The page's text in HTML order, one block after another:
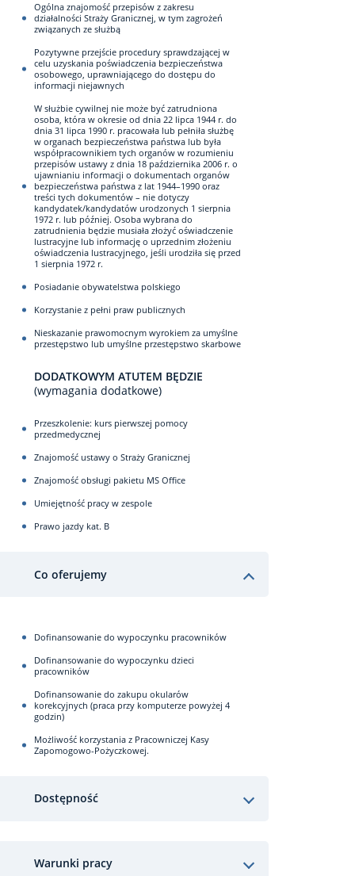
Ogólna znajomość przepisów z zakresu
działalności Straży Granicznej, w tym zagrożeń
związanych ze służbą
Pozytywne przejście procedury sprawdzającej w
celu uzyskania poświadczenia bezpieczeństwa
osobowego, uprawniającego do dostępu do
informacji niejawnych
W służbie cywilnej nie może być zatrudniona
osoba, która w okresie od dnia 22 lipca 1944 r. do
dnia 31 lipca 1990 r. pracowała lub pełniła służbę
w organach bezpieczeństwa państwa lub była
współpracownikiem tych organów w rozumieniu
przepisów ustawy z dnia 18 października 2006 r. o
ujawnianiu informacji o dokumentach organów
bezpieczeństwa państwa z lat 1944–1990 oraz
treści tych dokumentów – nie dotyczy
kandydatek/kandydatów urodzonych 1 sierpnia
1972 r. lub później. Osoba wybrana do
zatrudnienia będzie musiała złożyć oświadczenie
lustracyjne lub informację o uprzednim złożeniu
oświadczenia lustracyjnego, jeśli urodziła się przed
1 sierpnia 1972 r.
Posiadanie obywatelstwa polskiego
Korzystanie z pełni praw publicznych
Nieskazanie prawomocnym wyrokiem za umyślne
przestępstwo lub umyślne przestępstwo skarbowe
DODATKOWYM ATUTEM BĘDZIE
(wymagania dodatkowe)
Przeszkolenie: kurs pierwszej pomocy
przedmedycznej
Znajomość ustawy o Straży Granicznej
Znajomość obsługi pakietu MS Office
Umiejętność pracy w zespole
Prawo jazdy kat. B
Co oferujemy
Dofinansowanie do wypoczynku pracowników
Dofinansowanie do wypoczynku dzieci
pracowników
Dofinansowanie do zakupu okularów
korekcyjnych (praca przy komputerze powyżej 4
godzin)
Możliwość korzystania z Pracowniczej Kasy
Zapomogowo-Pożyczkowej.
Dostępność
Warunki pracy